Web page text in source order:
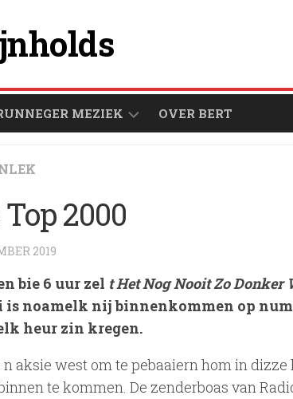
MEZIEK
1000
OVER BERT
2000
2019
bie 6 uur zel t Het Nog Nooit Zo Donker
is noamelk nij binnenkommen op
heur zin kregen.
n aksie west om te pebaaiern hom in
te kommen. De zenderboas van